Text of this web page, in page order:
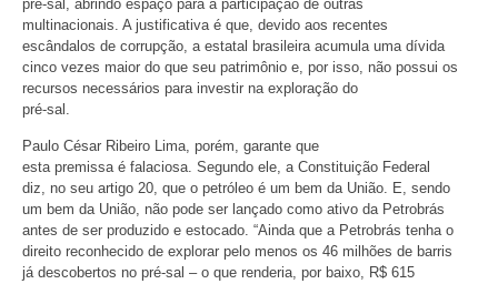
pré-sal, abrindo espaço para a participação de outras
multinacionais. A justificativa é que, devido aos recentes
escândalos de corrupção, a estatal brasileira acumula uma dívida
cinco vezes maior do que seu patrimônio e, por isso, não possui os
recursos necessários para investir na exploração do
pré-sal.
Paulo César Ribeiro Lima, porém, garante que
esta premissa é falaciosa. Segundo ele, a Constituição Federal
diz, no seu artigo 20, que o petróleo é um bem da União. E, sendo
um bem da União, não pode ser lançado como ativo da Petrobrás
antes de ser produzido e estocado. “Ainda que a Petrobrás tenha o
direito reconhecido de explorar pelo menos os 46 milhões de barris
já descobertos no pré-sal – o que renderia, por baixo, R$ 615